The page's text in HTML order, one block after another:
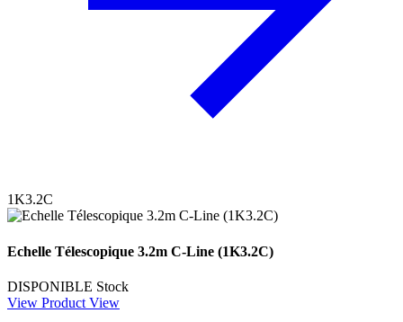
1K3.2C
Echelle Télescopique 3.2m C-Line (1K3.2C)
DISPONIBLE Stock
View Product View